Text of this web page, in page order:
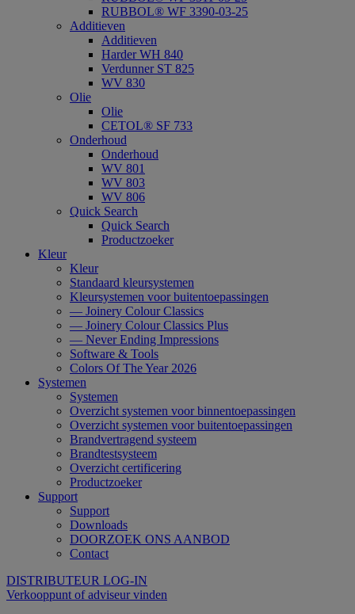
RUBBOL® WF 3390-03-25
Additieven
Additieven
Harder WH 840
Verdunner ST 825
WV 830
Olie
Olie
CETOL® SF 733
Onderhoud
Onderhoud
WV 801
WV 803
WV 806
Quick Search
Quick Search
Productzoeker
Kleur
Kleur
Standaard kleursystemen
Kleursystemen voor buitentoepassingen
— Joinery Colour Classics
— Joinery Colour Classics Plus
— Never Ending Impressions
Software & Tools
Colors Of The Year 2026
Systemen
Systemen
Overzicht systemen voor binnentoepassingen
Overzicht systemen voor buitentoepassingen
Brandvertragend systeem
Brandtestsysteem
Overzicht certificering
Productzoeker
Support
Support
Downloads
DOORZOEK ONS AANBOD
Contact
DISTRIBUTEUR LOG-IN
Verkooppunt of adviseur vinden